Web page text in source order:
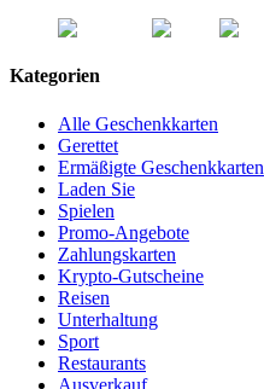
Kategorien
Alle Geschenkkarten
Gerettet
Ermäßigte Geschenkkarten
Laden Sie
Spielen
Promo-Angebote
Zahlungskarten
Krypto-Gutscheine
Reisen
Unterhaltung
Sport
Restaurants
Ausverkauf